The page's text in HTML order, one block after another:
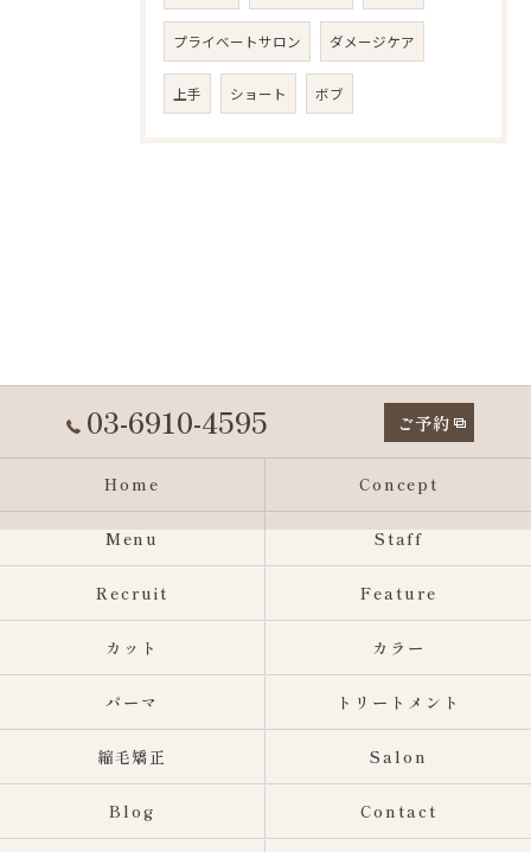
プライベートサロン ダメージケア
上手 ショート ボブ
03-6910-4595 ご予約
Home Concept
Menu Staff
Recruit Feature
カット カラー
パーマ トリートメント
縮毛矯正 Salon
Blog Contact